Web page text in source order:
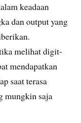
keadaan
dan output yang
melihat digit-
mendapatkan
saat terasa
mungkin saja